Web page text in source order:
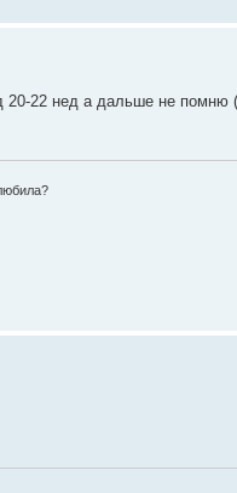
20-22 нед а дальше не